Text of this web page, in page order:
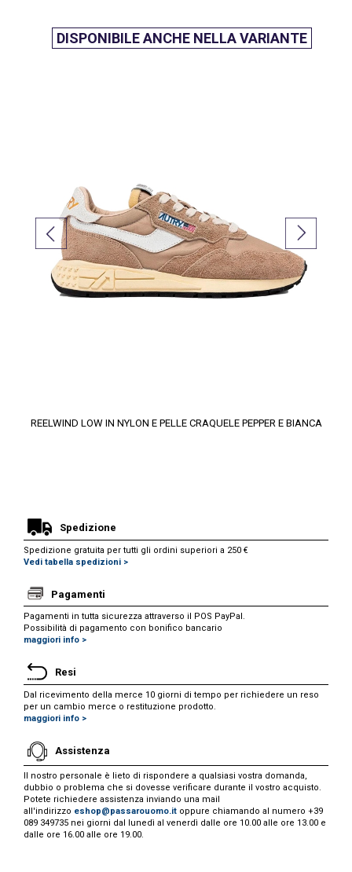
DISPONIBILE ANCHE NELLA VARIANTE
REELWIND LOW IN NYLON E PELLE CRAQUELE PEPPER E BIANCA
Spedizione
Spedizione gratuita per tutti gli ordini superiori a 250 €
Vedi tabella spedizioni >
Pagamenti
Pagamenti in tutta sicurezza attraverso il POS PayPal.
Possibilità di pagamento con bonifico bancario
maggiori info >
Resi
Dal ricevimento della merce 10 giorni di tempo per richiedere un reso
per un cambio merce o restituzione prodotto.
maggiori info >
Assistenza
Il nostro personale è lieto di rispondere a qualsiasi vostra domanda,
dubbio o problema che si dovesse verificare durante il vostro acquisto.
Potete richiedere assistenza inviando una mail
all'indirizzo eshop@passarouomo.it oppure chiamando al numero +39
089 349735 nei giorni dal lunedì al venerdì dalle ore 10.00 alle ore 13.00 e
dalle ore 16.00 alle ore 19.00.